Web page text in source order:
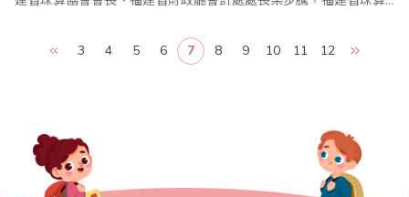
秘書長、福建省福州財政金融職業中專學校教師、中國珠算心算專
業委員會委員鄭禮光，福建省福州市珠算協會副會長兼秘書長、福
3 4 5 6 7 8 9 10 11 12